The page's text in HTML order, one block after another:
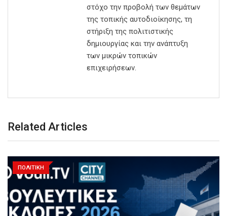
στόχο την προβολή των θεμάτων
της τοπικής αυτοδιοίκησης, τη
στήριξη της πολιτιστικής
δημιουργίας και την ανάπτυξη
των μικρών τοπικών
επιχειρήσεων.
Related Articles
ΠΟΛΙΤΙΚΗ